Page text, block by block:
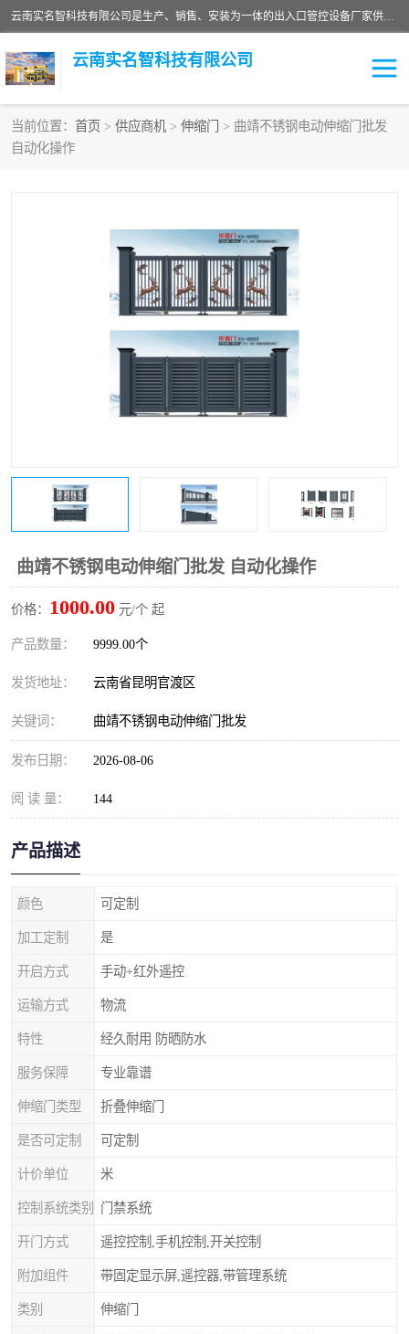
云南实名智科技有限公司是生产、销售、安装为一体的出入口管控设备厂家供应商。主营:电动伸缩门、道闸、广告道闸、重型空降闸、车牌识别、门禁通道、升降柱、岗亭、旗杆等智能设备。主营产品: 电动伸缩门,道闸门禁,车牌识别 生产、销售、安装为一体的出入口管控设备厂家源头供应商。
云南实名智科技有限公司
当前位置： 首页 > 供应商机 > 伸缩门
> 曲靖不锈钢电动伸缩门批发
自动化操作
曲靖不锈钢电动伸缩门批发 自动化操作
价格： 1000.00 元/个 起
产品数量： 9999.00个
发货地址： 云南省昆明官渡区
关键词： 曲靖不锈钢电动伸缩门批发
发布日期： 2026-08-06
阅 读 量： 144
产品描述
颜色 可定制
加工定制 是
开启方式 手动+红外遥控
运输方式 物流
特性 经久耐用 防晒防水
服务保障 专业靠谱
伸缩门类型 折叠伸缩门
是否可定制 可定制
计价单位 米
控制系统类别 门禁系统
开门方式 遥控控制,手机控制,开关控制
附加组件 带固定显示屏,遥控器,带管理系统
类别 伸缩门
车牌识别门系列
通道闸系列
伸缩门